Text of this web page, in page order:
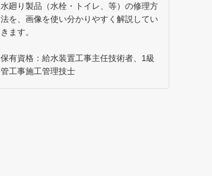
水廻り製品（水栓・トイレ、等）の修理方
法を、画像を使い分かりやすく解説してい
きます。
保有資格：給水装置工事主任技術者、1級
管工事施工管理技士